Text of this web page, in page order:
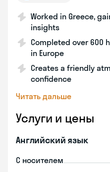
Worked in Greece,
insights
Completed over 600
in Europe
Creates a friendly
confidence
Читать дальше
Услуги и цены
Английский язык
С носителем